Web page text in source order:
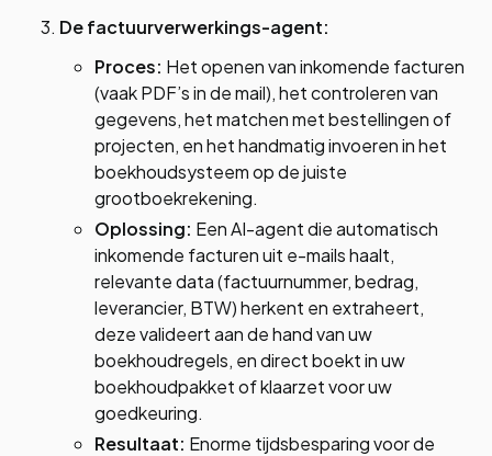
De factuurverwerkings-agent:
Proces: Het openen van inkomende facturen
(vaak PDF’s in de mail), het controleren van
gegevens, het matchen met bestellingen of
projecten, en het handmatig invoeren in het
boekhoudsysteem op de juiste
grootboekrekening.
Oplossing: Een AI-agent die automatisch
inkomende facturen uit e-mails haalt,
relevante data (factuurnummer, bedrag,
leverancier, BTW) herkent en extraheert,
deze valideert aan de hand van uw
boekhoudregels, en direct boekt in uw
boekhoudpakket of klaarzet voor uw
goedkeuring.
Resultaat: Enorme tijdsbesparing voor de